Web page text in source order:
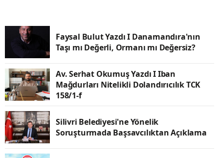
Faysal Bulut Yazdı I Danamandıra'nın
Taşı mı Değerli, Ormanı mı Değersiz?
Av. Serhat Okumuş Yazdı I Iban
Mağdurları Nitelikli Dolandırıcılık TCK
158/1-f
Silivri Belediyesi'ne Yönelik
Soruşturmada Başsavcılıktan Açıklama